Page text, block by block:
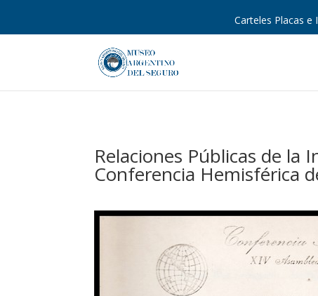
Carteles Placas e
Relaciones Públicas de la
Conferencia Hemisférica